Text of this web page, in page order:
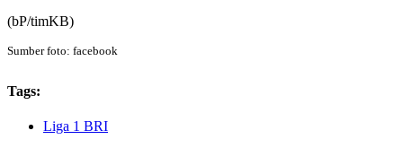
(bP/timKB)
Sumber foto: facebook
Tags:
Liga 1 BRI